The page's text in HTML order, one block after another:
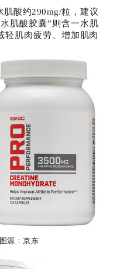
肌酸约290mg/粒，建议
肌酸胶囊”则含一水肌
轻肌肉疲劳、增加肌肉
源：京东